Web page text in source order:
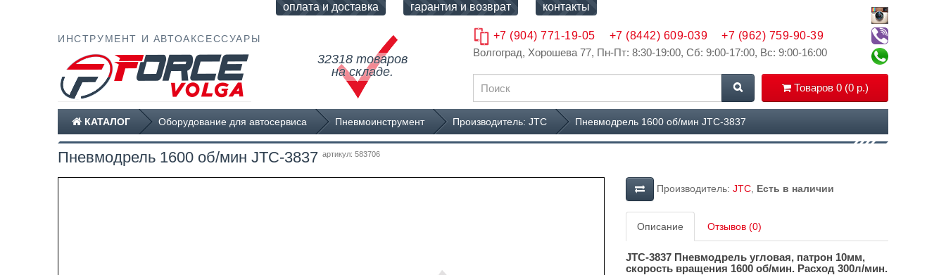
ИНСТРУМЕНТ И АВТОАКСЕССУАРЫ
оплата и доставка гарантия и возврат контакты
Волгоград, Хорошева 77, Пн-Пт: 8:30-19:00, Сб: 9:00-17:00, Вс: 9:00-16:00
Товаров 0 (0 р.)
32318 товаров
на складе.
+7 (904) 771-19-05 +7 (8442) 609-039 +7 (962) 759-90-39
КАТАЛОГ Оборудование для автосервиса Пневмоинструмент Производитель: JTC Пневмодрель 1600 об/мин JTC-3837
Пневмодрель 1600 об/мин JTC-3837 артикул: 583706
Производитель: JTC, Есть в наличии
Описание Отзывов (0)
JTC-3837Пневмодрель угловая, патрон 10мм,
скорость вращения 1600 об/мин. Расход 300л/мин.